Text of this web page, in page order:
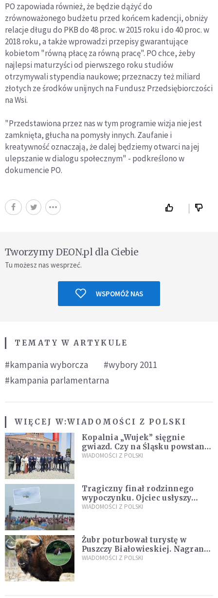
PO zapowiada również, że będzie dążyć do
zrównoważonego budżetu przed końcem kadencji, obniży
relacje długu do PKB do 48 proc. w 2015 roku i do 40 proc. w
2018 roku, a także wprowadzi przepisy gwarantujące
kobietom "równą płacę za równą pracę". PO chce, żeby
najlepsi maturzyści od pierwszego roku studiów
otrzymywali stypendia naukowe; przeznaczy też miliard
złotych ze środków unijnych na Fundusz Przedsiębiorczości
na Wsi.
"Przedstawiona przez nas w tym programie wizja nie jest
zamknięta, głucha na pomysły innych. Zaufanie i
kreatywność oznaczają, że dalej będziemy otwarci na jej
ulepszanie w dialogu społecznym" - podkreślono w
dokumencie PO.
Tworzymy DEON.pl dla Ciebie
Tu możesz nas wesprzeć.
WSPOMÓŻ NAS
TEMATY W ARTYKULE
#kampania wyborcza
#wybory 2011
#kampania parlamentarna
WIĘCEJ W:WIADOMOŚCI Z POLSKI
Kopalnia „Wujek” sięgnie
gwiazd. Czy na Śląsku powstanie
„Dolina Krzemowa”?
WIADOMOŚCI Z POLSKI
Tragiczny finał rodzinnego
wypoczynku. Ojciec usłyszy
zarzuty
WIADOMOŚCI Z POLSKI
Żubr poturbował turystę w
Puszczy Białowieskiej. Nagranie
daje do myślenia
WIADOMOŚCI Z POLSKI